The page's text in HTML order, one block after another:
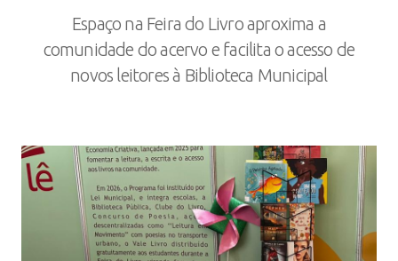
Espaço na Feira do Livro aproxima a
comunidade do acervo e facilita o acesso de
novos leitores à Biblioteca Municipal